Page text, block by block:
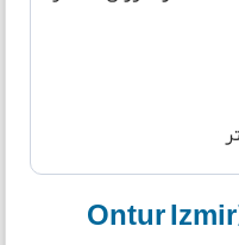
تصاویر هتل اونتور ازمیر (Ontur Izmir